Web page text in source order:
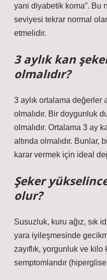
yani diyabetik koma”. Bu
seviyesi tekrar normal
etmelidir.
3 aylık kan
olmalıdır?
3 aylık ortalama değerler
olmalıdır. Bir doygunluk
olmalıdır. Ortalama 3 ay
altında olmalıdır. Bunlar,
karar vermek için ideal
Şeker
olur?
Susuzluk, kuru ağız, sık
yara iyileşmesinde
zayıflık, yorgunluk ve kilo
semptomlarıdır